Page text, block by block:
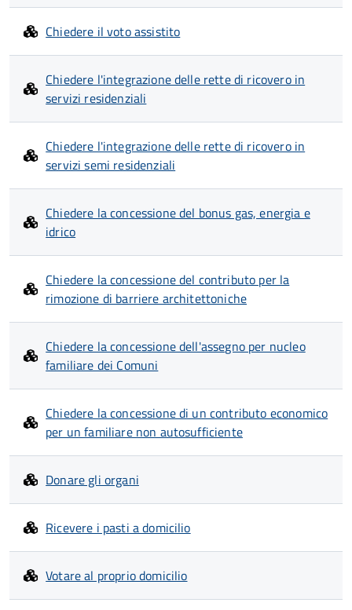
Chiedere il voto assistito
Chiedere l'integrazione delle rette di ricovero in
servizi residenziali
Chiedere l'integrazione delle rette di ricovero in
servizi semi residenziali
Chiedere la concessione del bonus gas, energia e
idrico
Chiedere la concessione del contributo per la
rimozione di barriere architettoniche
Chiedere la concessione dell'assegno per nucleo
familiare dei Comuni
Chiedere la concessione di un contributo economico
per un familiare non autosufficiente
Donare gli organi
Ricevere i pasti a domicilio
Votare al proprio domicilio